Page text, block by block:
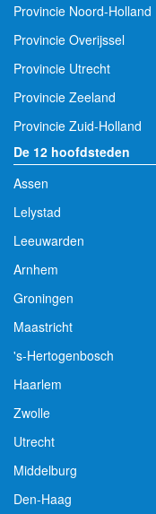
Provincie Noord-Holland
Provincie Overijssel
Provincie Utrecht
Provincie Zeeland
Provincie Zuid-Holland
De 12 hoofdsteden
Assen
Lelystad
Leeuwarden
Arnhem
Groningen
Maastricht
's-Hertogenbosch
Haarlem
Zwolle
Utrecht
Middelburg
Den-Haag